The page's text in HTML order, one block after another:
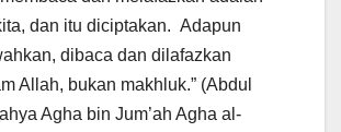
dan itu diciptakan. Adapun
dibaca dan dilafazkan
Allah, bukan makhluk.” (Abdul
Agha bin Jum’ah Agha al-